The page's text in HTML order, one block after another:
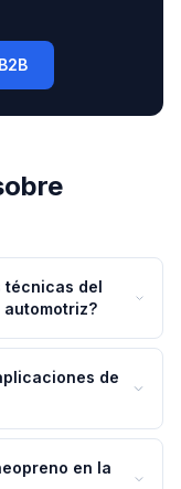
técnicas del
de
en la